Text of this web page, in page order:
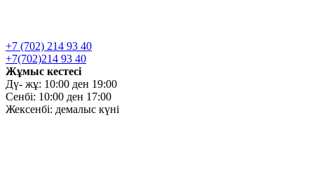
+7 (702) 214 93 40
+7(702)214 93 40
Жұмыс кестесі
Дү- жұ: 10:00 ден 19:00
Сенбі: 10:00 ден 17:00
Жексенбі: демалыс күні